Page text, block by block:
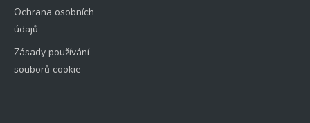
Ochrana osobních
údajů
Zásady používání
souborů cookie